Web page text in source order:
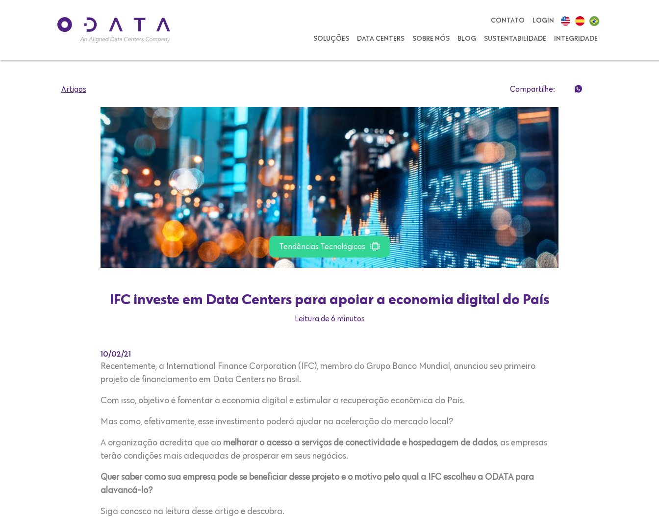
CONTATO LOGIN
SOLUÇÕES DATA CENTERS SOBRE NÓS BLOG SUSTENTABILIDADE INTEGRIDADE
Artigos Compartilhe:
Tendências Tecnológicas
IFC investe em Data Centers para apoiar a economia digital do País
Leitura de 6 minutos
10/02/21
Recentemente, a International Finance Corporation (IFC), membro do Grupo Banco Mundial, anunciou seu primeiro
projeto de financiamento em Data Centers no Brasil.
Com isso, objetivo é fomentar a economia digital e estimular a recuperação econômica do País.
Mas como, efetivamente, esse investimento poderá ajudar na aceleração do mercado local?
A organização acredita que ao melhorar o acesso a serviços de conectividade e hospedagem de dados, as empresas
terão condições mais adequadas de prosperar em seus negócios.
Quer saber como sua empresa pode se beneficiar desse projeto e o motivo pelo qual a IFC escolheu a ODATA para
alavancá-lo?
Siga conosco na leitura desse artigo e descubra.